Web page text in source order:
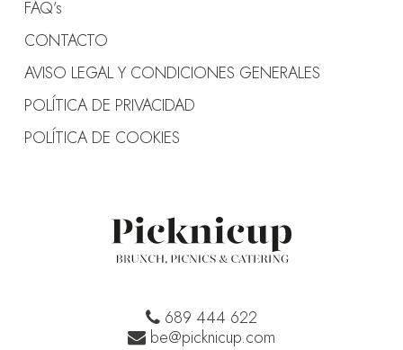
FAQ’s
CONTACTO
AVISO LEGAL Y CONDICIONES GENERALES
POLÍTICA DE PRIVACIDAD
POLÍTICA DE COOKIES
689 444 622
be@picknicup.com